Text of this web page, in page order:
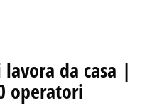
da casa |
operatori